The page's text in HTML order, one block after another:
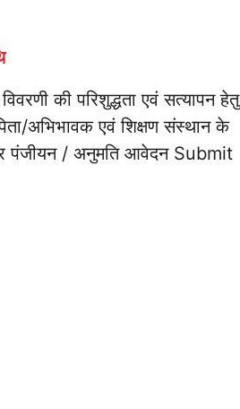
की परिशुद्धता एवं सत्यापन हेतु
अभिभावक एवं शिक्षण संस्थान के
कर पंजीयन / अनुमति आवेदन Submit